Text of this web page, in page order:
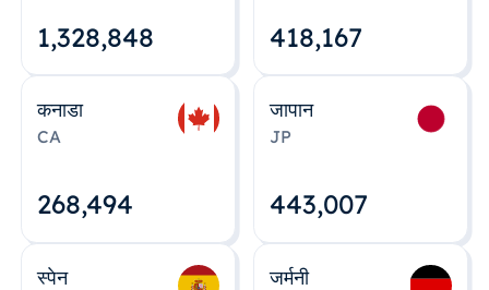
1,328,848 418,167
कनाडा
CA
268,495
जापान
JP
443,008
स्पेन जर्मनी